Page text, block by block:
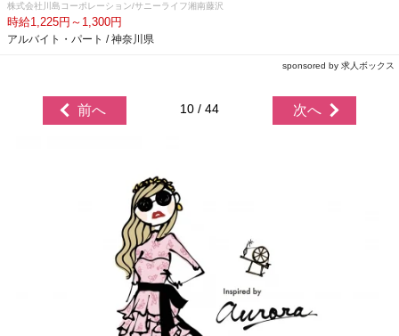
株式会社川島コーポレーション/サニーライフ湘南藤沢
時給1,225円～1,300円
アルバイト・パート / 神奈川県
sponsored by 求人ボックス
前へ 10 / 44 次へ